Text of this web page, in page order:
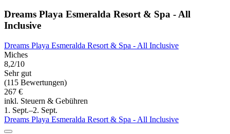
Dreams Playa Esmeralda Resort & Spa - All
Inclusive
Dreams Playa Esmeralda Resort & Spa - All Inclusive
Miches
8,2/10
Sehr gut
(115 Bewertungen)
267 €
inkl. Steuern & Gebühren
1. Sept.–2. Sept.
Dreams Playa Esmeralda Resort & Spa - All Inclusive